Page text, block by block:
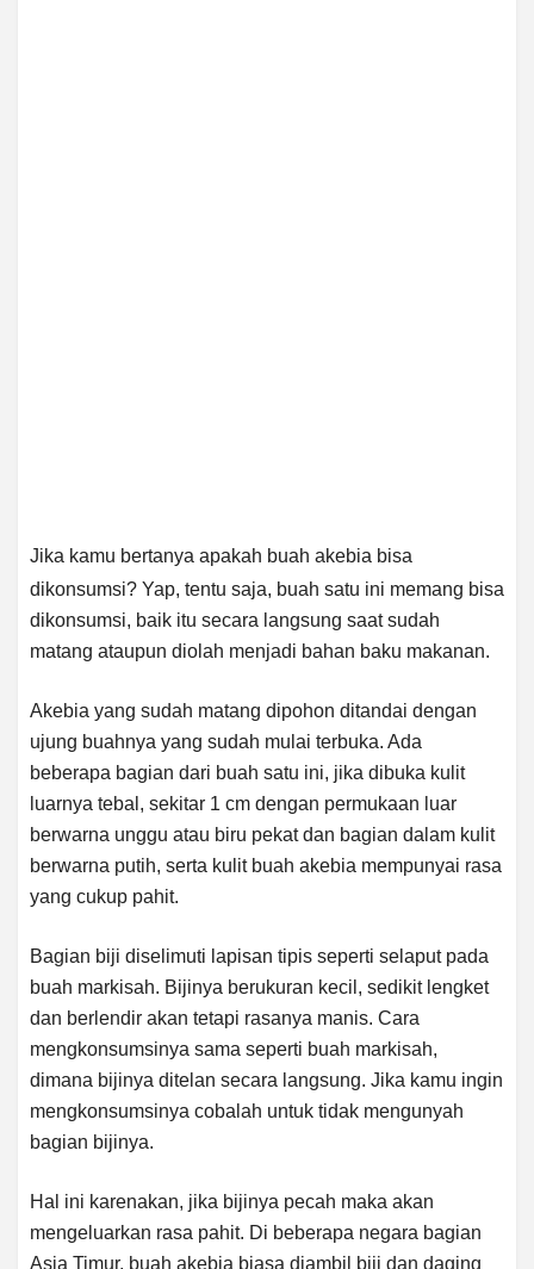
Jika kamu bertanya apakah buah akebia bisa
dikonsumsi? Yap, tentu saja, buah satu ini memang bisa
dikonsumsi, baik itu secara langsung saat sudah
matang ataupun diolah menjadi bahan baku makanan.
Akebia yang sudah matang dipohon ditandai dengan
ujung buahnya yang sudah mulai terbuka. Ada
beberapa bagian dari buah satu ini, jika dibuka kulit
luarnya tebal, sekitar 1 cm dengan permukaan luar
berwarna unggu atau biru pekat dan bagian dalam kulit
berwarna putih, serta kulit buah akebia mempunyai rasa
yang cukup pahit.
Bagian biji diselimuti lapisan tipis seperti selaput pada
buah markisah. Bijinya berukuran kecil, sedikit lengket
dan berlendir akan tetapi rasanya manis. Cara
mengkonsumsinya sama seperti buah markisah,
dimana bijinya ditelan secara langsung. Jika kamu ingin
mengkonsumsinya cobalah untuk tidak mengunyah
bagian bijinya.
Hal ini karenakan, jika bijinya pecah maka akan
mengeluarkan rasa pahit. Di beberapa negara bagian
Asia Timur, buah akebia biasa diambil biji dan daging